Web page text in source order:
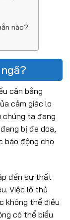
nào?
cân bằng
cảm giác lo
chúng ta đang
bị đe doạ,
báo động cho
đến sự thất
Việc lô thủ
không thể điều
có thể biểu